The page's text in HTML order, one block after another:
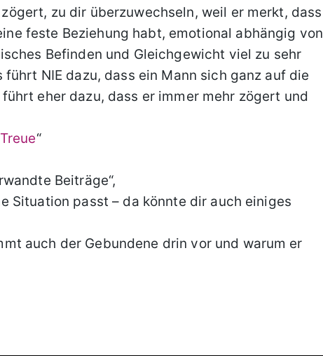
zu dir überzuwechseln, weil er merkt, dass
feste Beziehung habt, emotional abhängig von
Befinden und Gleichgewicht viel zu sehr
NIE dazu, dass ein Mann sich ganz auf die
eher dazu, dass er immer mehr zögert und
“
Beiträge“,
Situation passt – da könnte dir auch einiges
auch der Gebundene drin vor und warum er